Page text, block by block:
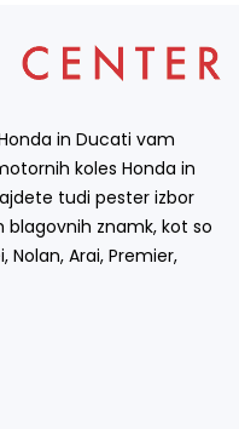
in Ducati vam
koles Honda in
tudi pester izbor
znamk, kot so
Nolan, Arai, Premier,